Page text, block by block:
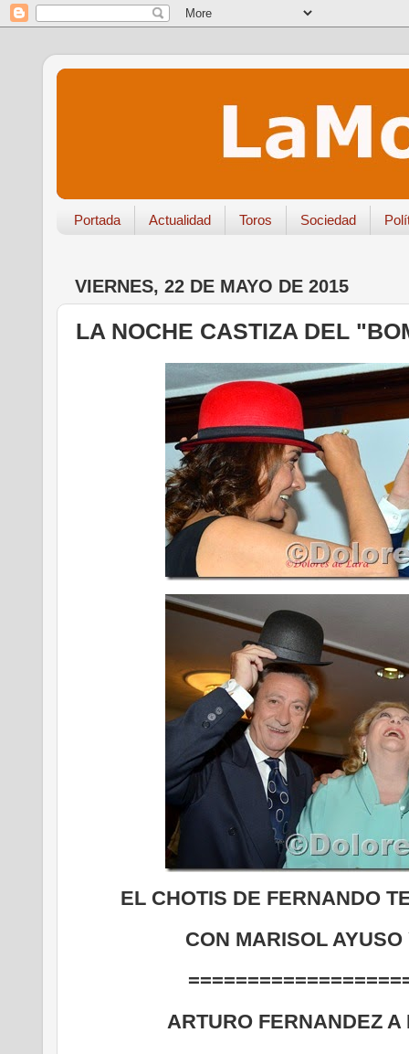
Portada Actualidad Toros Sociedad
VIERNES, 22 DE MAYO DE 2015
LA NOCHE CASTIZA DEL
EL CHOTIS DE FERNANDO
CON MARISOL
ARTURO FERNANDEZ